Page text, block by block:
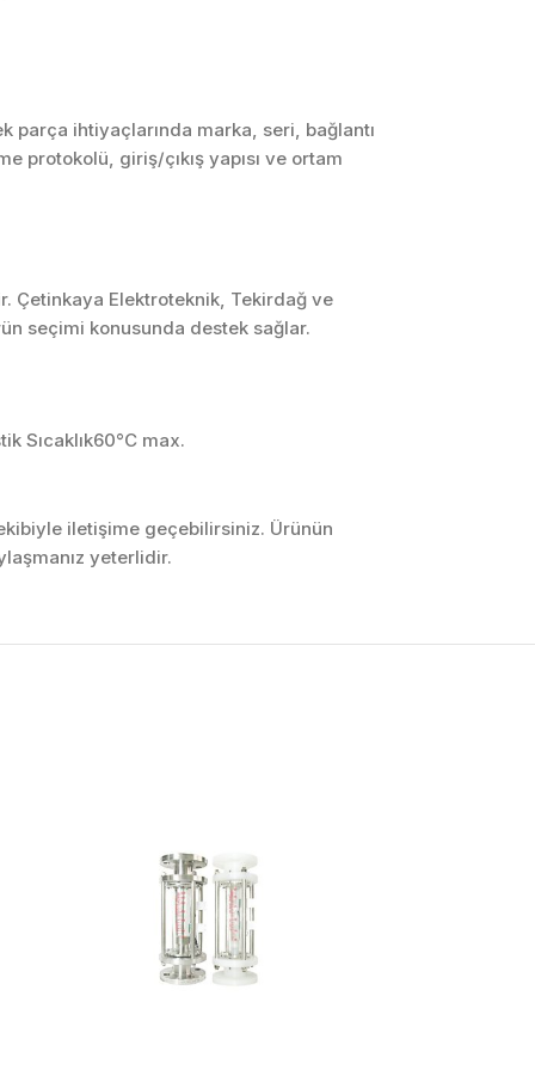
Robotik ve Hareket
parça ihtiyaçlarında marka, seri, bağlantı
protokolü, giriş/çıkış yapısı ve ortam
Çetinkaya Elektroteknik, Tekirdağ ve
seçimi konusunda destek sağlar.
Sıcaklık60°C max.
iletişime geçebilirsiniz. Ürünün
yeterlidir.